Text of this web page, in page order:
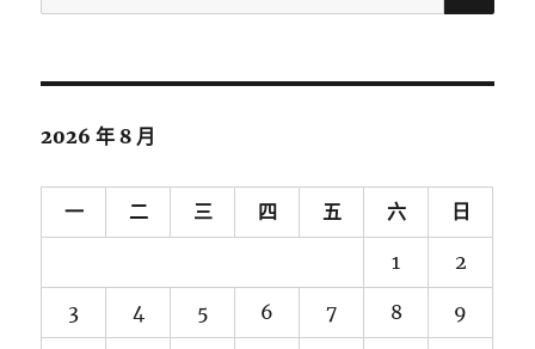
尋
鍵
2026 年 8 月
一 二 三 四 五 六 日
1 2
3 4 5 6 7 8 9